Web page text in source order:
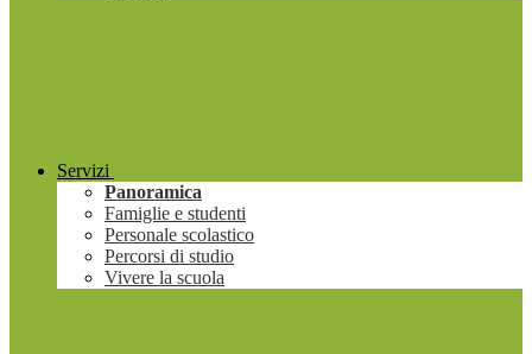
Servizi
Panoramica
Famiglie e studenti
Personale scolastico
Percorsi di studio
Vivere la scuola